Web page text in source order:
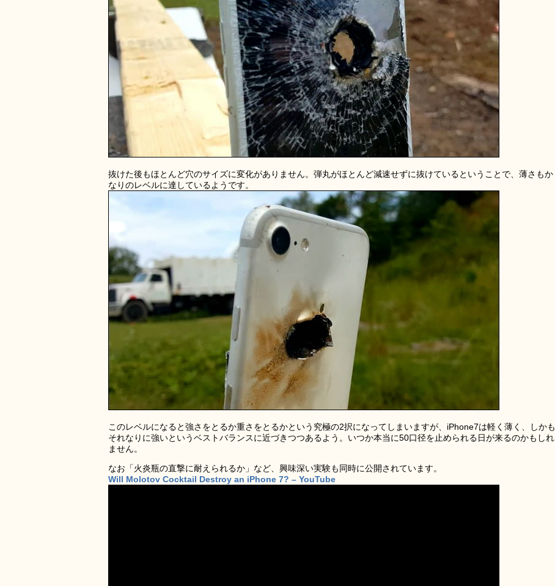
抜けた後もほとんど穴のサイズに変化がありません。弾丸がほとんど減速せずに抜けているということで、薄さもか
なりのレベルに達しているようです。
このレベルになると強さをとるか重さをとるかという究極の2択になってしまいますが、iPhone7は軽く薄く、しかも
それなりに強いというベストバランスに近づきつつあるよう。いつか本当に50口径を止められる日が来るのかもしれ
ません。
なお「火炎瓶の直撃に耐えられるか」など、興味深い実験も同時に公開されています。
Will Molotov Cocktail Destroy an iPhone 7? – YouTube